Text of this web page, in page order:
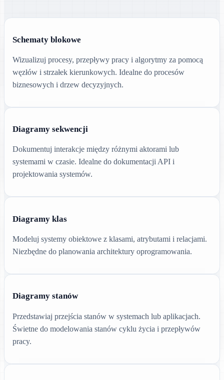
Schematy blokowe
Wizualizuj procesy, przepływy pracy i algorytmy za pomocą
węzłów i strzałek kierunkowych. Idealne do procesów
biznesowych i drzew decyzyjnych.
Diagramy sekwencji
Dokumentuj interakcje między różnymi aktorami lub
systemami w czasie. Idealne do dokumentacji API i
projektowania systemów.
Diagramy klas
Modeluj systemy obiektowe z klasami, atrybutami i relacjami.
Niezbędne do planowania architektury oprogramowania.
Diagramy stanów
Przedstawiaj przejścia stanów w systemach lub aplikacjach.
Świetne do modelowania stanów cyklu życia i przepływów
pracy.